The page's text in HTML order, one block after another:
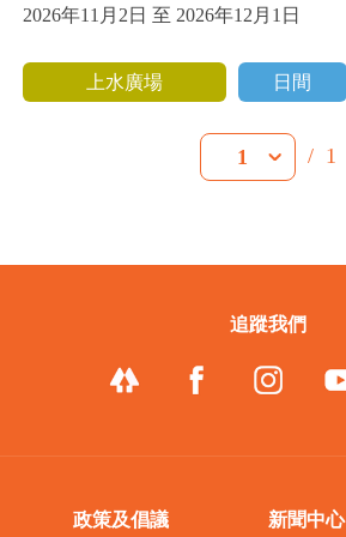
2026年11月2日 至 2026年12月1日
上水廣場 日間
1 / 1
追蹤我們
政策及倡議 新聞中心